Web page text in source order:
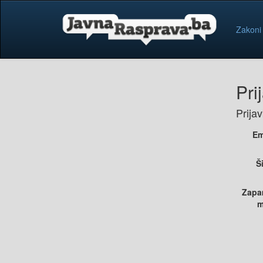
Zakoni